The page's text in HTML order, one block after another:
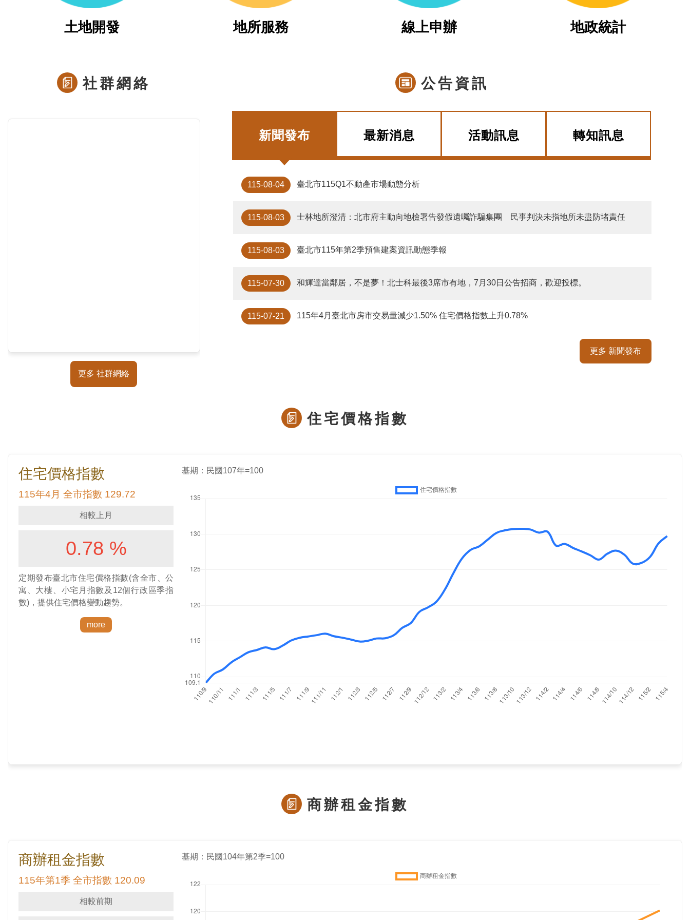
土地開發 地所服務 線上申辦 地政統計
社群網絡
更多 社群網絡
公告資訊
新聞發布 最新消息 活動訊息 轉知訊息
115-08-04 臺北市115Q1不動產市場動態分析
115-08-03 士林地所澄清：北市府主動向地檢署告發假遺囑詐騙集團 民事判決未指地所未盡防堵責任
115-08-03 臺北市115年第2季預售建案資訊動態季報
115-07-30 和輝達當鄰居，不是夢！北士科最後3席市有地，7月30日公告招商，歡迎投標。
115-07-21 115年4月臺北市房市交易量減少1.50% 住宅價格指數上升0.78%
更多 新聞發布
住宅價格指數
商辦租金指數